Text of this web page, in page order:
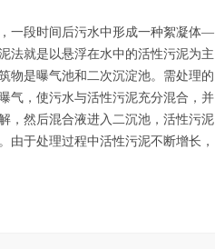
一段时间后污水中形成一种絮凝体—
法就是以悬浮在水中的活性污泥为主
物是曝气池和二次沉淀池。需处理的
气，使污水与活性污泥充分混合，并
，然后混合液进入二沉池，活性污泥
由于处理过程中活性污泥不断增长，